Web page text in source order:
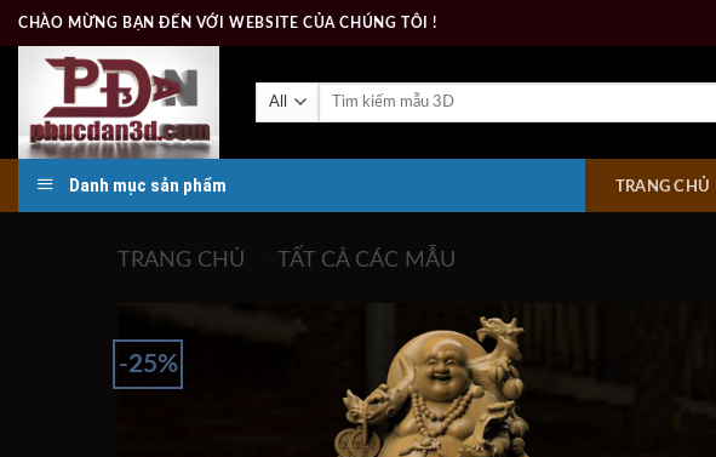
Skip
to
content
CHÀO MỪNG BẠN ĐẾN VỚI WEBSITE CỦA CHÚNG TÔI !
Tìm
Danh mục sản phẩm TRANG CHỦ
TRANG CHỦ TẤT CẢ CÁC MẪU
-25%